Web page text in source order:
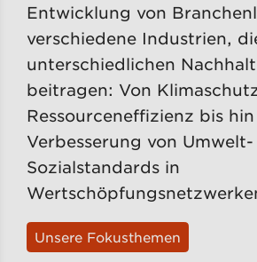
Entwicklung von
verschiedene Industrien,
unterschiedlichen
beitragen: Von
Ressourceneffizienz bis
Verbesserung von
Sozialstandards in
Unsere Fokusthemen